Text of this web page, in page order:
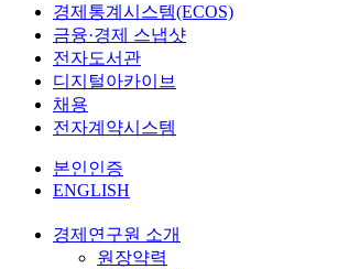
경제통계시스템(ECOS)
금융·경제 스냅샷
전자도서관
디지털아카이브
채용
전자계약시스템
본인인증
ENGLISH
경제연구원 소개
원장약력